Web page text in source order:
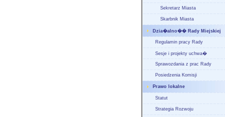
Sekretarz Miasta
Skarbnik Miasta
Dzia�alno�� Rady Miejskiej
Regulamin pracy Rady
Sesje i projekty uchwa�
Sprawozdania z prac Rady
Posiedzenia Komisji
Prawo lokalne
Statut
Strategia Rozwoju